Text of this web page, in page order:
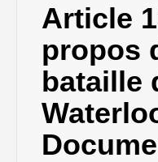
Article
propos
bataille